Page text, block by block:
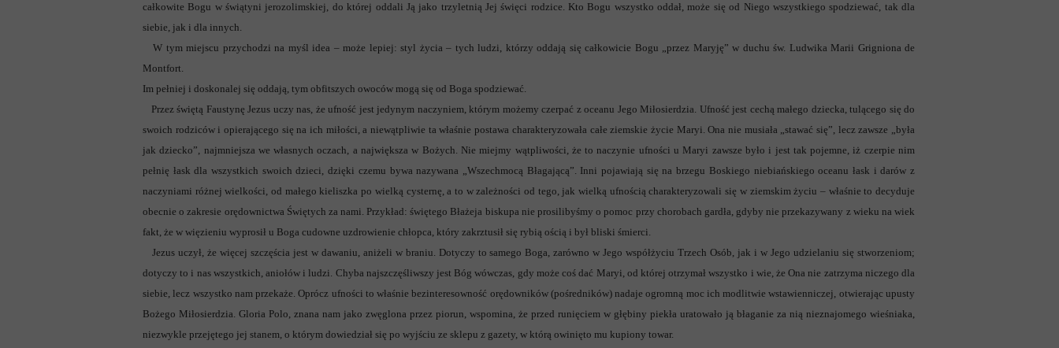
całkowite Bogu w świątyni jerozolimskiej, do której oddali Ją jako trzyletnią Jej święci rodzice. Kto Bogu wszystko oddał, może się od Niego wszystkiego spodziewać, tak dla
siebie, jak i dla innych.
W tym miejscu przychodzi na myśl idea – może lepiej: styl życia – tych ludzi, którzy oddają się całkowicie Bogu „przez Maryję” w duchu św. Ludwika Marii Grigniona de
Montfort.
Im pełniej i doskonalej się oddają, tym obfitszych owoców mogą się od Boga spodziewać.
Przez świętą Faustynę Jezus uczy nas, że ufność jest jedynym naczyniem, którym możemy czerpać z oceanu Jego Miłosierdzia. Ufność jest cechą małego dziecka, tulącego się do
swoich rodziców i opierającego się na ich miłości, a niewątpliwie ta właśnie postawa charakteryzowała całe ziemskie życie Maryi. Ona nie musiała „stawać się”, lecz zawsze „była
jak dziecko”, najmniejsza we własnych oczach, a największa w Bożych. Nie miejmy wątpliwości, że to naczynie ufności u Maryi zawsze było i jest tak pojemne, iż czerpie nim
pełnię łask dla wszystkich swoich dzieci, dzięki czemu bywa nazywana „Wszechmocą Błagającą”. Inni pojawiają się na brzegu Boskiego niebiańskiego oceanu łask i darów z
naczyniami różnej wielkości, od małego kieliszka po wielką cysternę, a to w zależności od tego, jak wielką ufnością charakteryzowali się w ziemskim życiu – właśnie to decyduje
obecnie o zakresie orędownictwa Świętych za nami. Przykład: świętego Błażeja biskupa nie prosilibyśmy o pomoc przy chorobach gardła, gdyby nie przekazywany z wieku na wiek
fakt, że w więzieniu wyprosił u Boga cudowne uzdrowienie chłopca, który zakrztusił się rybią ością i był bliski śmierci.
Jezus uczył, że więcej szczęścia jest w dawaniu, aniżeli w braniu. Dotyczy to samego Boga, zarówno w Jego współżyciu Trzech Osób, jak i w Jego udzielaniu się stworzeniom;
dotyczy to i nas wszystkich, aniołów i ludzi. Chyba najszczęśliwszy jest Bóg wówczas, gdy może coś dać Maryi, od której otrzymał wszystko i wie, że Ona nie zatrzyma niczego dla
siebie, lecz wszystko nam przekaże. Oprócz ufności to właśnie bezinteresowność orędowników (pośredników) nadaje ogromną moc ich modlitwie wstawienniczej, otwierając upusty
Bożego Miłosierdzia. Gloria Polo, znana nam jako zwęglona przez piorun, wspomina, że przed runięciem w głębiny piekła uratowało ją błaganie za nią nieznajomego wieśniaka,
niezwykle przejętego jej stanem, o którym dowiedział się po wyjściu ze sklepu z gazety, w którą owinięto mu kupiony towar.